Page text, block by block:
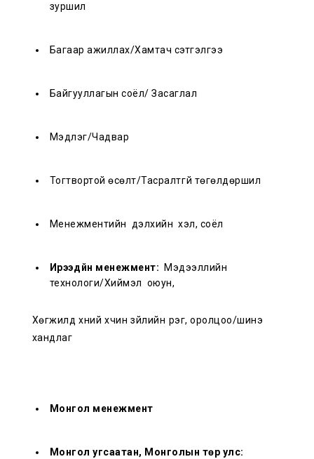
зуршил
Багаар ажиллах/Хамтач сэтгэлгээ
Байгууллагын соёл/ Засаглал
Мэдлэг/Чадвар
Тогтвортой өсөлт/Тасралтгүй төгөлдөршил
Менежментийн дэлхийн хэл, соёл
Ирээдүйн менежмент:
Мэдээллийн
технологи/Хиймэл оюун,
Хөгжилд хүний хүчин зүйлийн үүрэг, оролцоо/шинэ
хандлаг
Монгол менежмент
Монгол угсаатан, Монголын төр улс: